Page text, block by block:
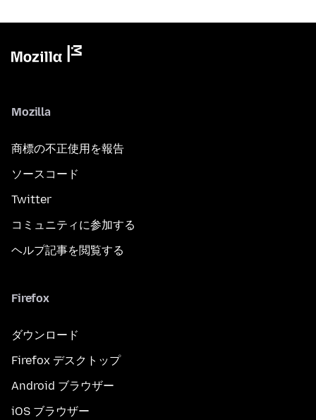
Mozilla
商標の不正使用を報告
ソースコード
Twitter
コミュニティに参加する
ヘルプ記事を閲覧する
Firefox
ダウンロード
Firefox デスクトップ
Android ブラウザー
iOS ブラウザー